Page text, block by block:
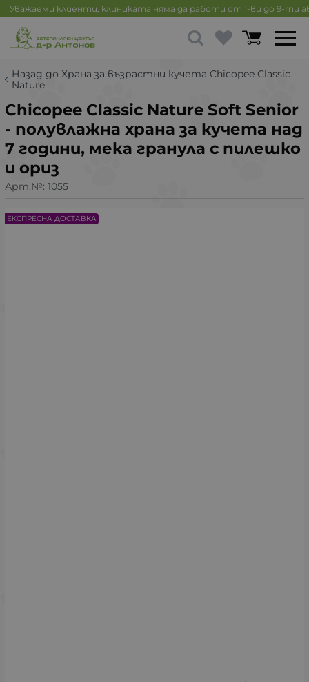
Уважаеми клиенти, клиниката няма да работи от 1-ви до 9-ти
Назад до Храна за възрастни кучета Chicopee Classic
Nature
Chicopee Classic Nature Soft Senior
- полувлажна храна за кучета над
7 години, мека гранула с пилешко
и ориз
Арт.№: 1055
ЕКСПРЕСНА ДОСТАВКА